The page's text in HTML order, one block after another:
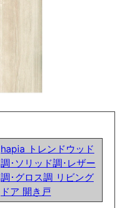
hapia トレンドウッド
調･ソリッド調･レザー
調･グロス調 リビング
ドア 開き戸